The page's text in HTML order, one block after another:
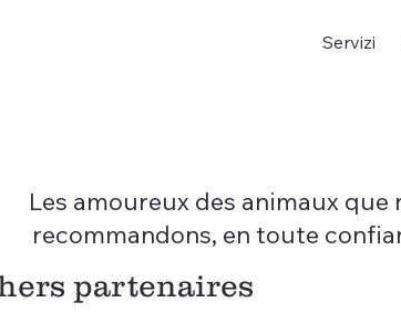
Servizi
partenaires
Les amoureux des animaux que
recommandons, en toute